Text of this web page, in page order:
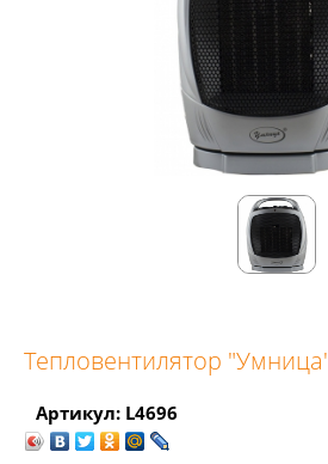
Тепловентилятор
Артикул: L4696